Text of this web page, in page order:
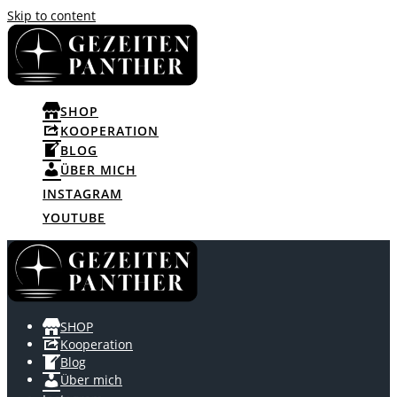
Skip to content
SHOP
KOOPERATION
BLOG
ÜBER MICH
INSTAGRAM
YOUTUBE
SHOP
Kooperation
Blog
Über mich